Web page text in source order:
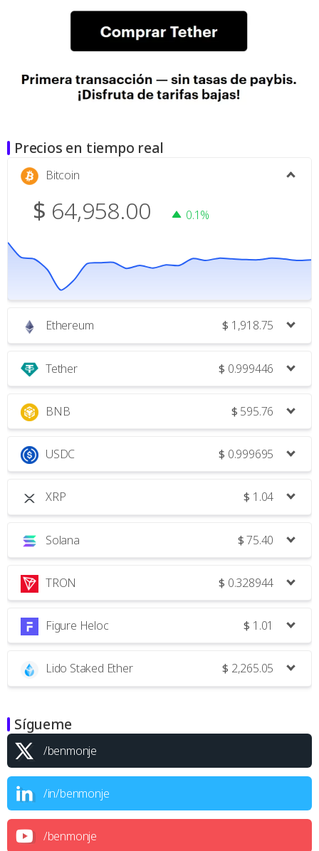
Precios en tiempo real
Bitcoin
$ 64,958.00 0.1%
Ethereum $ 1,918.75
Tether $ 0.999446
BNB $ 595.76
USDC $ 0.999695
XRP $ 1.04
Solana $75.40
TRON $ 0.328944
Figure Heloc $ 1.01
Lido Staked Ether $ 2,265.05
Sígueme
/benmonje
/in/benmonje
/benmonje